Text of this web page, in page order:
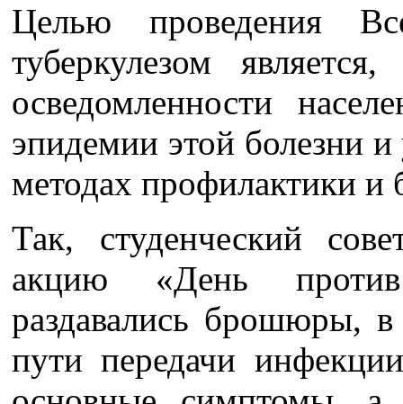
Целью проведения
туберкулезом
осведомленности
эпидемии этой болезни
методах профилактики и
Так, студенческий
акцию «День против
раздавались брошюры,
пути передачи